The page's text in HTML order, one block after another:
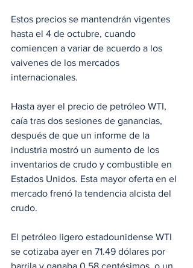
Estos precios se mantendrán vigentes
hasta el 4 de octubre, cuando
comiencen a variar de acuerdo a los
vaivenes de los mercados
internacionales.
Hasta ayer el precio de petróleo WTI,
caía tras dos sesiones de ganancias,
después de que un informe de la
industria mostró un aumento de los
inventarios de crudo y combustible en
Estados Unidos. Esta mayor oferta en el
mercado frenó la tendencia alcista del
crudo.
El petróleo ligero estadounidense WTI
se cotizaba ayer en 71.49 dólares por
barrila y ganaba 0.58 centésimos, o un